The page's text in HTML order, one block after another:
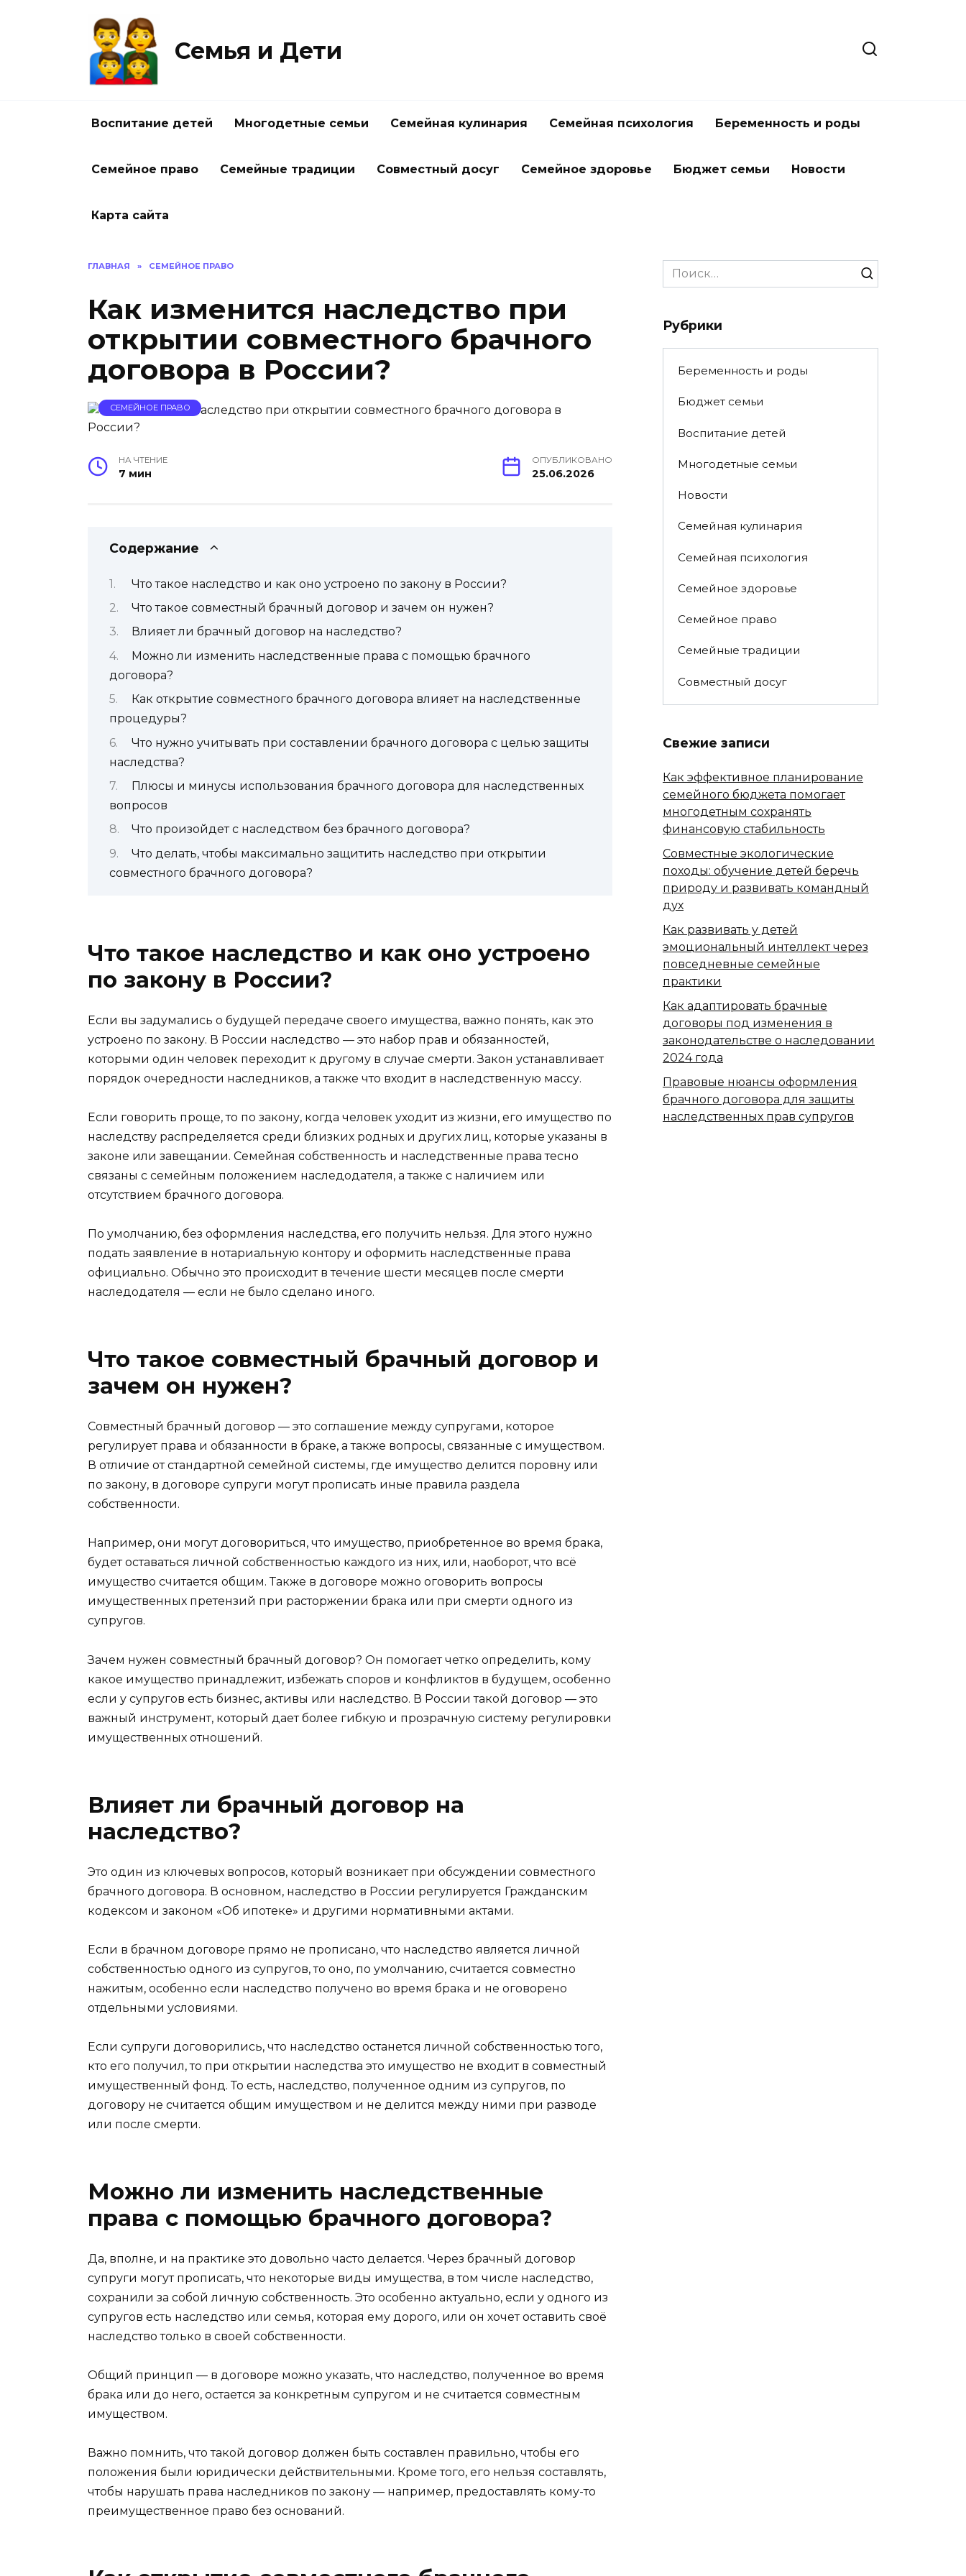
Семья и Дети
Воспитание детей Многодетные семьи Семейная кулинария Семейная психология Беременность и роды
Семейное право Семейные традиции Совместный досуг Семейное здоровье Бюджет семьи Новости
Карта сайта
ГЛАВНАЯ » СЕМЕЙНОЕ ПРАВО
Как изменится наследство при
открытии совместного брачного
договора в России?
СЕМЕЙНОЕ ПРАВО
НА ЧТЕНИЕ
7 мин
ОПУБЛИКОВАНО
25.06.2026
Содержание
Что такое наследство и как оно устроено по закону в России?
Что такое совместный брачный договор и зачем он нужен?
Влияет ли брачный договор на наследство?
Можно ли изменить наследственные права с помощью брачного
договора?
Как открытие совместного брачного договора влияет на наследственные
процедуры?
Что нужно учитывать при составлении брачного договора с целью защиты
наследства?
Плюсы и минусы использования брачного договора для наследственных
вопросов
Что произойдет с наследством без брачного договора?
Что делать, чтобы максимально защитить наследство при открытии
совместного брачного договора?
Что такое наследство и как оно устроено
по закону в России?
Если вы задумались о будущей передаче своего имущества, важно понять, как это
устроено по закону. В России наследство — это набор прав и обязанностей,
которыми один человек переходит к другому в случае смерти. Закон устанавливает
порядок очередности наследников, а также что входит в наследственную массу.
Если говорить проще, то по закону, когда человек уходит из жизни, его имущество по
наследству распределяется среди близких родных и других лиц, которые указаны в
законе или завещании. Семейная собственность и наследственные права тесно
связаны с семейным положением наследодателя, а также с наличием или
отсутствием брачного договора.
По умолчанию, без оформления наследства, его получить нельзя. Для этого нужно
подать заявление в нотариальную контору и оформить наследственные права
официально. Обычно это происходит в течение шести месяцев после смерти
наследодателя — если не было сделано иного.
Что такое совместный брачный договор и
зачем он нужен?
Совместный брачный договор — это соглашение между супругами, которое
регулирует права и обязанности в браке, а также вопросы, связанные с имуществом.
В отличие от стандартной семейной системы, где имущество делится поровну или
по закону, в договоре супруги могут прописать иные правила раздела
собственности.
Например, они могут договориться, что имущество, приобретенное во время брака,
будет оставаться личной собственностью каждого из них, или, наоборот, что всё
имущество считается общим. Также в договоре можно оговорить вопросы
имущественных претензий при расторжении брака или при смерти одного из
супругов.
Зачем нужен совместный брачный договор? Он помогает четко определить, кому
какое имущество принадлежит, избежать споров и конфликтов в будущем, особенно
если у супругов есть бизнес, активы или наследство. В России такой договор — это
важный инструмент, который дает более гибкую и прозрачную систему регулировки
имущественных отношений.
Влияет ли брачный договор на
наследство?
Это один из ключевых вопросов, который возникает при обсуждении совместного
брачного договора. В основном, наследство в России регулируется Гражданским
кодексом и законом «Об ипотеке» и другими нормативными актами.
Если в брачном договоре прямо не прописано, что наследство является личной
собственностью одного из супругов, то оно, по умолчанию, считается совместно
нажитым, особенно если наследство получено во время брака и не оговорено
отдельными условиями.
Если супруги договорились, что наследство останется личной собственностью того,
кто его получил, то при открытии наследства это имущество не входит в совместный
имущественный фонд. То есть, наследство, полученное одним из супругов, по
договору не считается общим имуществом и не делится между ними при разводе
или после смерти.
Можно ли изменить наследственные
права с помощью брачного договора?
Да, вполне, и на практике это довольно часто делается. Через брачный договор
супруги могут прописать, что некоторые виды имущества, в том числе наследство,
сохранили за собой личную собственность. Это особенно актуально, если у одного из
супругов есть наследство или семья, которая ему дорого, или он хочет оставить своё
наследство только в своей собственности.
Общий принцип — в договоре можно указать, что наследство, полученное во время
брака или до него, остается за конкретным супругом и не считается совместным
имуществом.
Важно помнить, что такой договор должен быть составлен правильно, чтобы его
положения были юридически действительными. Кроме того, его нельзя составлять,
чтобы нарушать права наследников по закону — например, предоставлять кому-то
преимущественное право без оснований.
Search
for:
Рубрики
Беременность и роды
Бюджет семьи
Воспитание детей
Многодетные семьи
Новости
Семейная кулинария
Семейная психология
Семейное здоровье
Семейное право
Семейные традиции
Совместный досуг
Свежие записи
Как эффективное планирование
семейного бюджета помогает
многодетным сохранять
финансовую стабильность
Совместные экологические
походы: обучение детей беречь
природу и развивать командный
дух
Как развивать у детей
эмоциональный интеллект через
повседневные семейные
практики
Как адаптировать брачные
договоры под изменения в
законодательстве о наследовании
2024 года
Правовые нюансы оформления
брачного договора для защиты
наследственных прав супругов